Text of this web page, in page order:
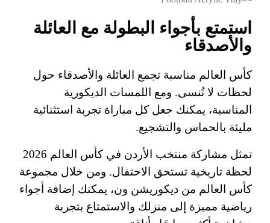
استمتع بأجواء البطولة مع العائلة
والأصدقاء
كأس العالم مناسبة تجمع العائلة والأصدقاء حول
لحظات لا تُنسى. ومع اللمسات الديكورية
المناسبة، يمكنك جعل كل مباراة تجربة استثنائية
مليئة بالحماس والتشجيع.
تمثل مشاركة منتخب الأردن في كأس العالم 2026
لحظة تاريخية تستحق الاحتفال. ومن خلال مجموعة
كأس العالم من ديكوريشن ون، يمكنك إضافة أجواء
رياضية مميزة إلى منزلك والاستمتاع بتجربة